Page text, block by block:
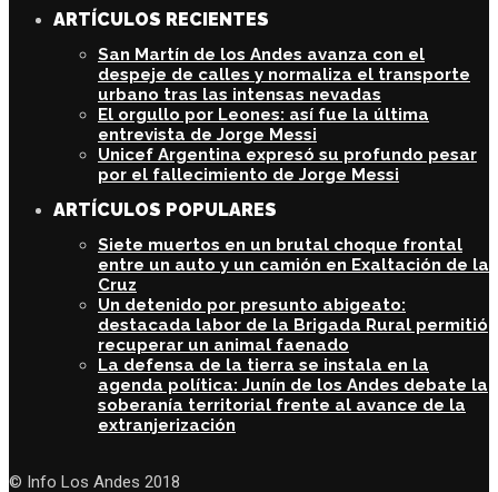
ARTÍCULOS RECIENTES
San Martín de los Andes avanza con el
despeje de calles y normaliza el transporte
urbano tras las intensas nevadas
El orgullo por Leones: así fue la última
entrevista de Jorge Messi
Unicef Argentina expresó su profundo pesar
por el fallecimiento de Jorge Messi
ARTÍCULOS POPULARES
Siete muertos en un brutal choque frontal
entre un auto y un camión en Exaltación de la
Cruz
Un detenido por presunto abigeato:
destacada labor de la Brigada Rural permitió
recuperar un animal faenado
La defensa de la tierra se instala en la
agenda política: Junín de los Andes debate la
soberanía territorial frente al avance de la
extranjerización
© Info Los Andes 2018